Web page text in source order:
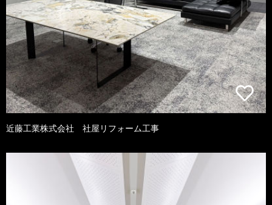
近藤工業株式会社 社屋リフォーム工事